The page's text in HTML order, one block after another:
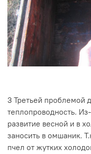
3 Третьей проблемой
теплопроводность.
развитие весной и в
заносить в омшаник.
пчел от жутких